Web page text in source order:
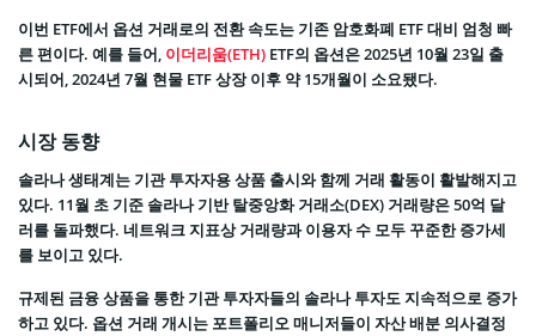
이번 ETF에서 옵션 거래로의 전환 속도는 기존 암호화폐 ETF 대비 엄청 빠
른 편이다. 예를 들어, 이더리움(ETH) ETF의 옵션은 2025년 10월 23일 출
시되어, 2024년 7월 현물 ETF 상장 이후 약 15개월이 소요됐다.
시장 동향
솔라나 생태계는 기관 투자자용 상품 출시와 함께 거래 활동이 활발해지고
있다. 11월 초 기준 솔라나 기반 탈중앙화 거래소(DEX) 거래량은 50억 달
러를 돌파했다. 네트워크 지표상 거래량과 이용자 수 모두 꾸준한 증가세
를 보이고 있다.
규제된 금융 상품을 통한 기관 투자자들의 솔라나 투자도 지속적으로 증가
하고 있다. 옵션 거래 개시는 포트폴리오 매니저들이 자산 배분 의사결정